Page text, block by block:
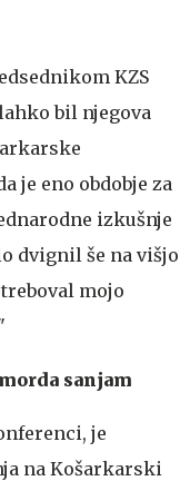
KZS
bil njegova
je eno obdobje za
izkušnje
dvignil še na višjo
mojo
sanjam
je
na Košarkarski